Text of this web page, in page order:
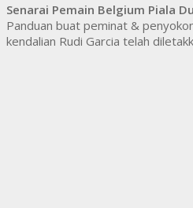
Senarai Pemain Belgium Piala
Panduan buat peminat &
kendalian Rudi Garcia telah